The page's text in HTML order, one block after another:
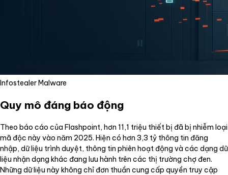
Infostealer Malware
Quy mô đáng báo động
Theo báo cáo của Flashpoint, hơn 11,1 triệu thiết bị đã bị nhiễm loại
mã độc này vào năm 2025. Hiện có hơn 3,3 tỷ thông tin đăng
nhập, dữ liệu trình duyệt, thông tin phiên hoạt động và các dạng dữ
liệu nhận dạng khác đang lưu hành trên các thị trường chợ đen.
Những dữ liệu này không chỉ đơn thuần cung cấp quyền truy cập